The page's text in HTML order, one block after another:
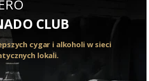
CLUB
cygar i alkoholi w sieci
lokali.